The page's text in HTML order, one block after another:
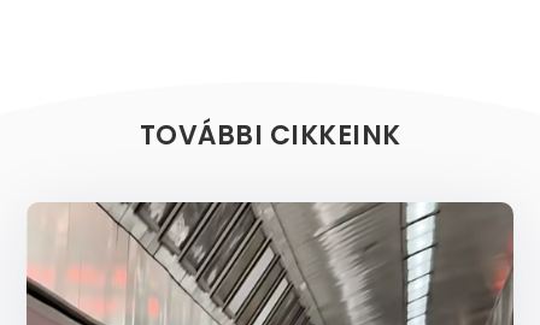
TOVÁBBI CIKKEINK